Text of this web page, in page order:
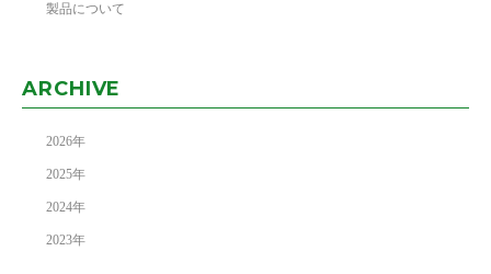
製品について
ARCHIVE
2026年
2025年
2024年
2023年